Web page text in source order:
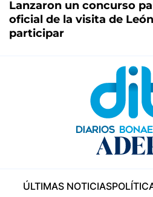
Lanzaron un concurso
oficial de la visita de
participar
ÚLTIMAS NOTICIAS